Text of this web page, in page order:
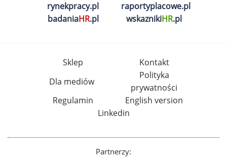
rynekpracy.pl
raportyplacowe.pl
badaniaHR.pl wskaznikiHR.pl
Sklep
Kontakt
Dla mediów
Polityka
prywatności
Regulamin
English version
Linkedin
Partnerzy: